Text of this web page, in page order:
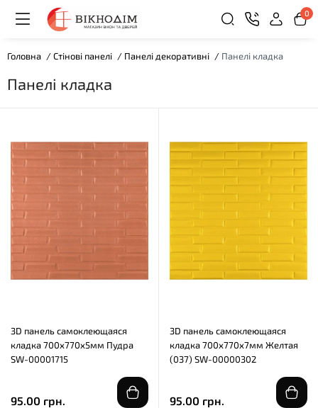
0
Головна Стінові панелі Панелі декоративні Панелі кладка
Панелі кладка
3D панель самоклеющаяся
кладка 700x770x5мм Пудра
SW-00001715
95.00 грн.
3D панель самоклеющаяся
кладка 700х770х7мм Желтая
(037) SW-00000302
95.00 грн.